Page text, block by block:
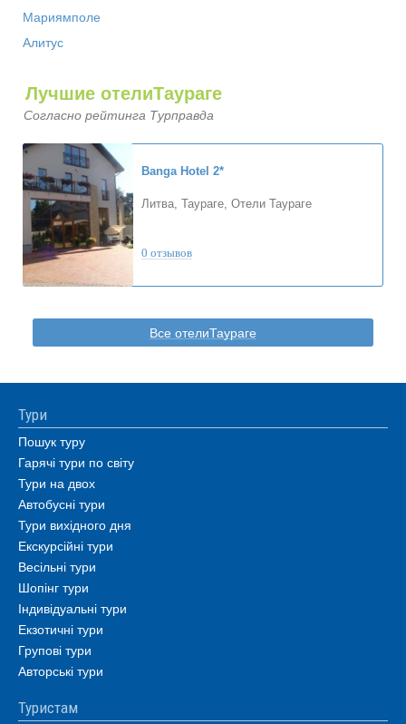
Мариямполе
Алитус
Лучшие отелиТаураге
Согласно рейтинга Турправда
Banga Hotel 2*
Литва, Таураге, Отели Таураге
0 отзывов
Все отелиТаураге
Тури
Пошук туру
Гарячі тури по світу
Тури на двох
Автобусні тури
Тури вихідного дня
Екскурсійні тури
Весільні тури
Шопінг тури
Індивідуальні тури
Екзотичні тури
Групові тури
Авторські тури
Туристам